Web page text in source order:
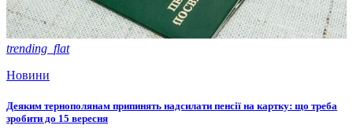
trending_flat
Новини
Деяким тернополянам припинять надсилати пенсії на картку: що треба
зробити до 15 вересня